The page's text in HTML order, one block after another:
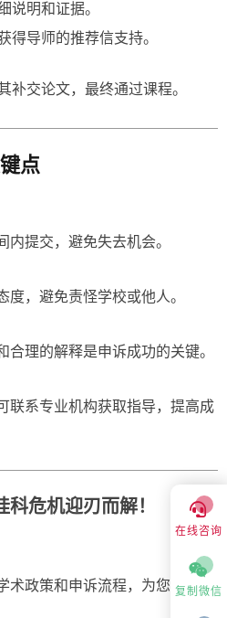
说明和证据。
得导师的推荐信支持。
补交论文，最终通过课程。
点
内提交，避免失去机会。
度，避免责怪学校或他人。
合理的解释是申诉成功的关键。
联系专业机构获取指导，提高成
危机迎刃而解！
术政策和申诉流程，为您提供个
在线咨询
复制微信